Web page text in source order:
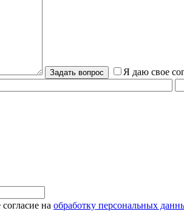
Я даю свое
на обработку персональных